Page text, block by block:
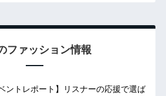
ファッション情報
ベントレポート】リスナーの応援で選ば